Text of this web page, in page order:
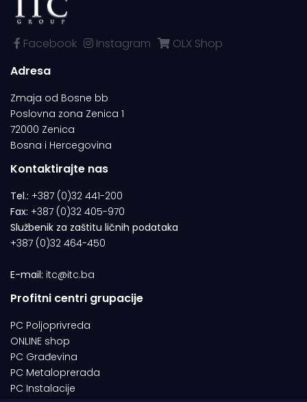
Facebook Instagram
OLX Shop
Adresa
Zmaja od Bosne bb
Poslovna zona Zenica 1
72000 Zenica
Bosna i Hercegovina
Kontaktirajte nas
Tel.: +387 (0)32 441-200
Fax: +387 (0)32 405-970
Službenik za zaštitu ličnih podataka
+387 (0)32 464-450
E-mail: itc@itc.ba
Profitni centri grupacije
PC Poljoprivreda
ONLINE shop
PC Građevina
PC Metaloprerada
PC Instalacije